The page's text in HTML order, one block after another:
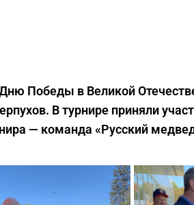
Победы в Великой
В турнире приняли
— команда «Русский